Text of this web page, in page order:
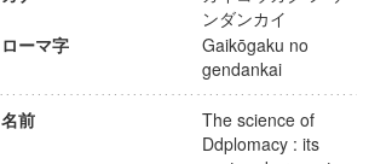
ンダンカイ
ローマ字
Gaikōgaku no
gendankai
名前
The science of
Ddplomacy : its